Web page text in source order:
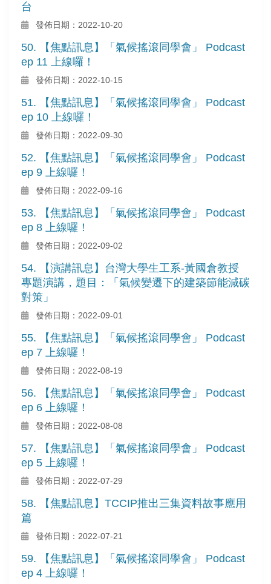
台
發佈日期：2022-10-20
50. 【焦點訊息】「氣候搖滾同學會」 Podcast
ep 11 上線囉！
發佈日期：2022-10-15
51. 【焦點訊息】「氣候搖滾同學會」 Podcast
ep 10 上線囉！
發佈日期：2022-09-30
52. 【焦點訊息】「氣候搖滾同學會」 Podcast
ep 9 上線囉！
發佈日期：2022-09-16
53. 【焦點訊息】「氣候搖滾同學會」 Podcast
ep 8 上線囉！
發佈日期：2022-09-02
54. 【演講訊息】台灣大學生工系-黃國倉教授
專題演講，題目：「氣候變遷下的建築節能減碳
對策」
發佈日期：2022-09-01
55. 【焦點訊息】「氣候搖滾同學會」 Podcast
ep 7 上線囉！
發佈日期：2022-08-19
56. 【焦點訊息】「氣候搖滾同學會」 Podcast
ep 6 上線囉！
發佈日期：2022-08-08
57. 【焦點訊息】「氣候搖滾同學會」 Podcast
ep 5 上線囉！
發佈日期：2022-07-29
58. 【焦點訊息】TCCIP推出三集資料故事應用
篇
發佈日期：2022-07-21
59. 【焦點訊息】「氣候搖滾同學會」 Podcast
ep 4 上線囉！